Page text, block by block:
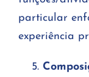
particular
experiência